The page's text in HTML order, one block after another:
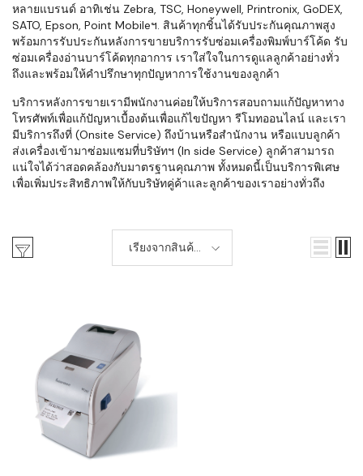
หลายแบรนด์ อาทิเช่น Zebra, TSC, Honeywell, Printronix, GoDEX,
SATO, Epson, Point Mobileฯ. สินค้าทุกชิ้นได้รับประกันคุณภาพสูง
พร้อมการรับประกันหลังการขายบริการรับซ่อมเครื่องพิมพ์บาร์โค้ด รับ
ซ่อมเครื่องอ่านบาร์โค้ดทุกอาการ เราใส่ใจในการดูแลลูกค้าอย่างทั่ว
ถึงและพร้อมให้คำปรึกษาทุกปัญหาการใช้งานของลูกค้า
บริการหลังการขายเรามีพนักงานค่อยให้บริการสอบถามแก้ปัญหาทาง
โทรศัพท์เพื่อแก้ปัญหาเบื้องต้นเพื่อแก้ไขปัญหา รีโมทออนไลน์ และเรา
มีบริการถึงที่ (Onsite Service) ถึงบ้านหรือสำนักงาน หรือแบบลูกค้า
ส่งเครื่องเข้ามาซ่อมแซมที่บริษัทฯ (In side Service) ลูกค้าสามารถ
แน่ใจได้ว่าสอดคล้องกับมาตรฐานคุณภาพ ทั้งหมดนี้เป็นบริการพิเศษ
เพื่อเพิ่มประสิทธิภาพให้กับบริษัทคู่ค้าและลูกค้าของเราอย่างทั่วถึง
เรียงจากสินค้า
ใหม่-เก่า